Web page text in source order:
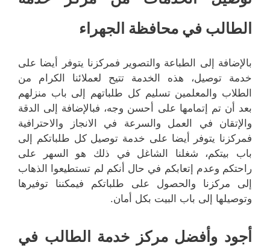
الطالب في محافظة الجهراء
بالإضافة إلى الطباعة والتصوير فمركزنا يتوفر أيضا على
خدمة توصيل، هذه الخدمة تتيح لعملائنا الكرام من
الطلاب والمعلمين تسليم كل طلباتهم إلى باب منزلهم
بعد أن تم إتمامها على أحسن وجه، فبالإضافة إلى الدقة
والإتقان في العمل والسرعة في الانجاز والاحترافية
فمركزنا يتوفر أيضا على خدمة توصيل كل طلباتكم إلى
باب بيتكم، شغلنا الشاغل في ذلك هو السهر على
راحتكم وعدم إتعابكم في حال أنكم لم تستطيعوا الذهاب
إلى مركزنا والحصول على طلباتكم فيمكننا توفيرها
وتوصيلها إلى باب البيت بكل أمان.
أجود وأفضل مركز خدمة الطالب في